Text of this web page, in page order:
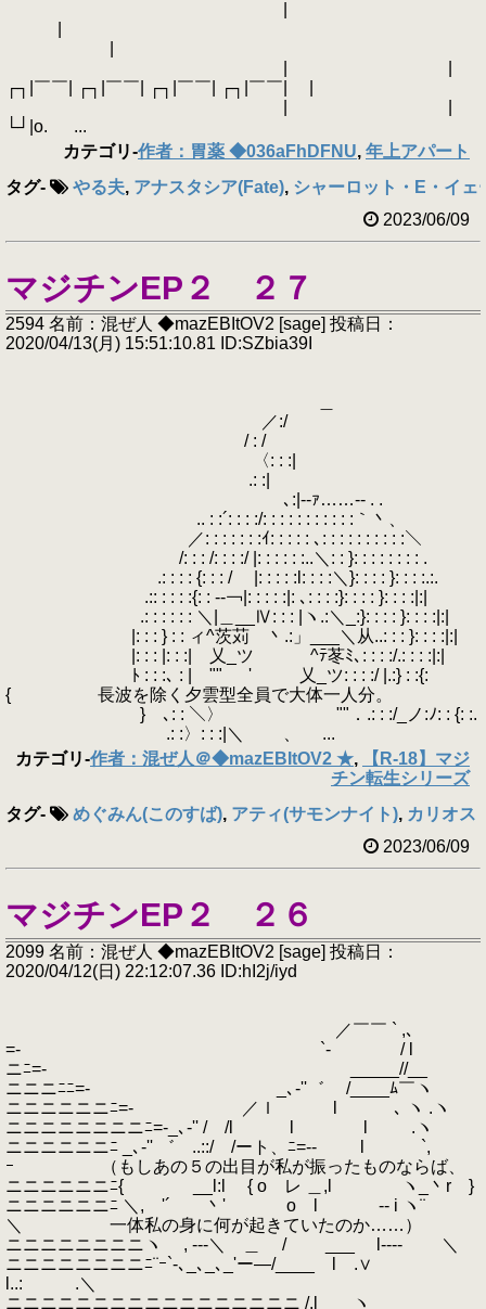
┌┐|￣￣| ┌┐|￣￣| ┌┐|￣￣| ┌┐|￣￣| |
└┘|o. ...
カテゴリ-作者：胃薬 ◆036aFhDFNU, 年上アパート
タグ- やる夫, アナスタシア(Fate), シャーロット・E・イェ
2023/06/09
マジチンEP２ ２７
2594 名前：混ぜ人 ◆mazEBItOV2 [sage] 投稿日：
2020/04/13(月) 15:51:10.81 ID:SZbia39I
／:/
/ : /
〈: : :|
.: :|
､:|-‐ｧ……‐- . .
.. : :´: : : :/: : : : : : : : : : :｀丶、
／: : : : : : :ｲ: : : : : ､: : : : : : : : : :＼
/: : : /: : : :/ |: : : : : :..＼: : }: : : : : : : : .
.: : : : {: : : / |: : : : :l: : : :＼}: : : : }: : : :.:.
.:: : : : :{: : -‐￢|: : : : :|: ､: : : :}: : : : }: : : :|:|
.: : : : : : ＼|＿__Ⅳ: : : |ヽ.:＼_:}: : : : }: : : :|:|
|: : : } : : ィ^茨苅 丶.:」___＼从..: : : }: : : :|:|
|: : : |: : :| 乂_ツ ^ﾃ苳ﾐ､: : : :/.: : : :|:|
ﾄ : : :､ : | "" ' 乂_ツ: : : :/ |.:} : :{:
{ 長波を除く夕雲型全員で大体一人分。
} ､: : ＼〉 ""．.: : :/_ノ:ﾉ: : {: :.
.: :〉: : :|＼ 、 ...
カテゴリ-作者：混ぜ人＠◆mazEBItOV2 ★,
【R-18】マジ
チン転生シリーズ
タグ- めぐみん(このすば), アティ(サモンナイト), カリオス
2023/06/09
マジチンEP２ ２６
2099 名前：混ぜ人 ◆mazEBItOV2 [sage] 投稿日：
2020/04/12(日) 22:12:07.36 ID:hI2j/iyd
／￣￣ ` ,､
=- `- / l
ニﾆ=- _____//__
ニニニﾆﾆ=- _､‐''゛ /____ﾑ￣ヽ
ニニニニニニﾆ=- ／ｌ l ､ ヽ .ヽ
ニニニニニニニニﾆ=-_､‐'' / /l l l .ヽ
ニニニニニニﾆ _､‐'' ゛ ..::/ /ート、ﾆ=-- l `,
ｰ （もしあの５の出目が私が振ったものならば、
ニニニニニニﾆ{ __l:l { o レ ＿,l ヽ_丶r }
ニニニニニニﾆ ＼, '´ 丶' o l -- i ヽ¨
＼ 一体私の身に何が起きていたのか……）
ニニニニニニニニヽ , ---＼ ＿ / ___ l---- ＼
ニニニニニニニニﾆ¨ｰ`-､_､_､_'ー―/____ l .∨
l..: .＼
ニニニニニニニニニニニニニニニニニ /.l ヽ